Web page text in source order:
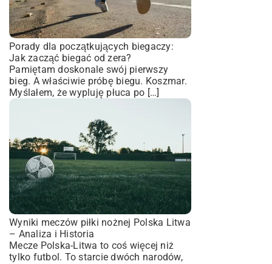
Porady dla początkujących biegaczy:
Jak zacząć biegać od zera?
Pamiętam doskonale swój pierwszy
bieg. A właściwie próbę biegu. Koszmar.
Myślałem, że wypluję płuca po […]
Wyniki meczów piłki nożnej Polska Litwa
– Analiza i Historia
Mecze Polska-Litwa to coś więcej niż
tylko futbol. To starcie dwóch narodów,